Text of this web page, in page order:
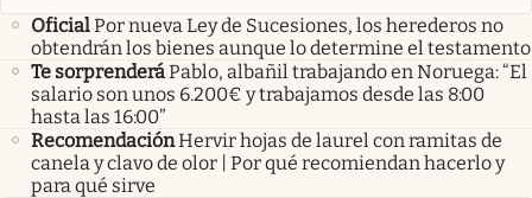
OficialPor nueva Ley de Sucesiones, los herederos no
obtendrán los bienes aunque lo determine el testamento
Te sorprenderáPablo, albañil trabajando en Noruega: “El
salario son unos 6.200€ y trabajamos desde las 8:00
hasta las 16:00”
RecomendaciónHervir hojas de laurel con ramitas de
canela y clavo de olor | Por qué recomiendan hacerlo y
para qué sirve